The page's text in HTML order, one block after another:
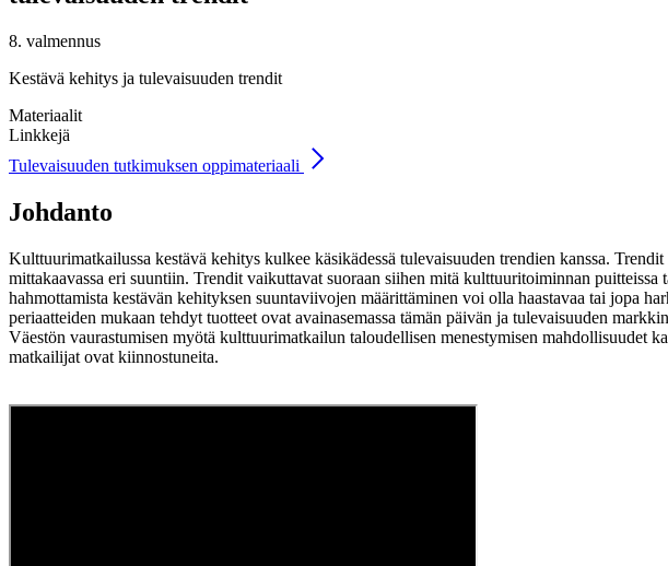
8. valmennus
Kestävä kehitys ja tulevaisuuden trendit
Materiaalit
Linkkejä
Tulevaisuuden tutkimuksen oppimateriaali
Johdanto
Kulttuurimatkailussa kestävä kehitys kulkee käsikädessä tulevaisuuden trendien kanssa.
mittakaavassa eri suuntiin. Trendit vaikuttavat suoraan siihen mitä kulttuuritoiminnan
hahmottamista kestävän kehityksen suuntaviivojen määrittäminen voi olla haastavaa tai jopa
periaatteiden mukaan tehdyt tuotteet ovat avainasemassa tämän päivän ja tulevaisuuden
Väestön vaurastumisen myötä kulttuurimatkailun taloudellisen menestymisen mahdollisuudet
matkailijat ovat kiinnostuneita.